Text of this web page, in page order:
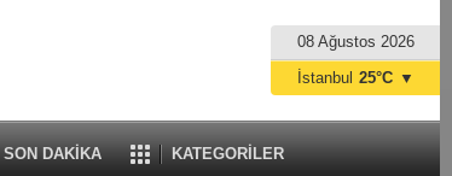
08 Ağustos 2026
SON DAKİKA KATEGORİLER
İstanbul 25°C ▼